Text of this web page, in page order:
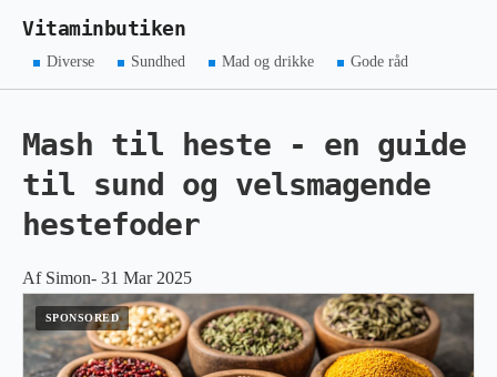
Vitaminbutiken
Diverse Sundhed Mad og drikke Gode råd
Mash til heste - en guide
til sund og velsmagende
hestefoder
Af Simon- 31 Mar 2025